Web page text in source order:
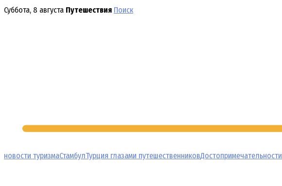
Перейти
Суббота, 8 августа Путешествия Поиск
новости туризмаСтамбулТурция глазами путешественниковДостопримечательности